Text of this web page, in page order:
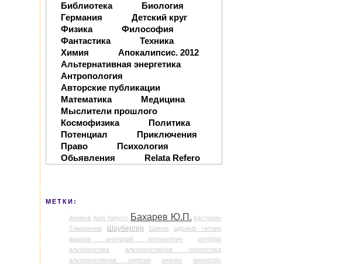
Библиотека
Биология
Германия
Детский круг
Физика
Философия
Фантастика
Техника
Химия
Апокалипсис. 2012
Альтернативная энергетика
Антропология
Авторские публикации
Математика
Медицина
Мыслители прошлого
Космофизика
Политика
Потенциал
Приключения
Право
Психология
Обьявления
Relata Refero
МЕТКИ:
Акимов Аюр Кирусс Бахарев Ю.П. Кастерин
Тимирязев
Шаубергер Шипов
адольф гитлер
акимов анатолий евгеньевич
алгебра
альтернатива
альтернативная энергетика
альтернативная энергия
анализ аненербе